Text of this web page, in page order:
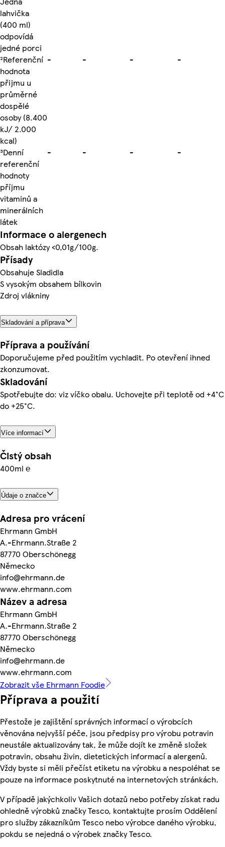
lahvička
(400 ml)
odpovídá
jedné porci
²Referenční
hodnota
přijmu u
průměrné
dospělé
osoby (8.400
kJ/ 2.000
kcal)
- - - -
³Denní
referenční
hodnoty
příjmu
vitaminů a
minerálních
látek
- - - -
Informace o alergenech
Obsah laktózy <0,01g/100g.
Přísady
Obsahuje Sladidla
S vysokým obsahem bílkovin
Zdroj vlákniny
Skladování a příprava
Příprava a používání
Doporučujeme před použitím vychladit. Po otevření ihned
zkonzumovat.
Skladování
Spotřebujte do: viz víčko obalu. Uchovejte při teplotě od +4°C
do +25°C.
Více informací
Čistý obsah
400ml ℮
Údaje o značce
Adresa pro vrácení
Ehrmann GmbH
A.-Ehrmann.Straße 2
87770 Oberschönegg
Německo
info@ehrmann.de
www.ehrmann.com
Název a adresa
Ehrmann GmbH
A.-Ehrmann.Straße 2
87770 Oberschönegg
Německo
info@ehrmann.de
www.ehrmann.com
Zobrazit vše Ehrmann Foodie
Příprava a použití
Přestože je zajištění správných informací o výrobcích
věnována nejvyšší péče, jsou předpisy pro výrobu potravin
neustále aktualizovány tak, že může dojít ke změně složek
potravin, obsahu živin, dietetických informací a alergenů.
Vždy byste si měli přečíst etiketu na výrobku a nespoléhat se
pouze na informace poskytnuté na internetových stránkách.
V případě jakýchkoliv Vašich dotazů nebo potřeby získat radu
ohledně výrobků značky Tesco, kontaktujte prosím Oddělení
pro služby zákazníkům Tesco nebo výrobce daného výrobku,
pokdu se nejedná o výrobek značky Tesco.